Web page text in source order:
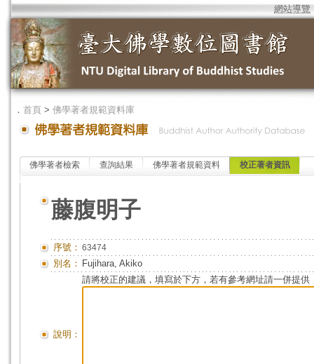
網站導覽
． 首頁 > 佛學著者規範資料庫
佛學著者檢索 查詢結果 佛學著者規範資料 校正著者資訊
藤腹明子
序號： 63474
別名： Fujihara, Akiko
說明：
請將校正的建議，填寫於下方，若有參考網址請一併提供